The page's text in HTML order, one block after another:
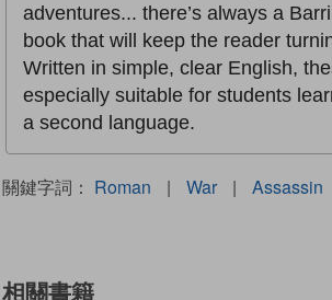
adventures... there’s always a
book that will keep the reader
Written in simple, clear English,
especially suitable for students
a second language.
關鍵字詞： Roman | War | Assassin
相關書籍